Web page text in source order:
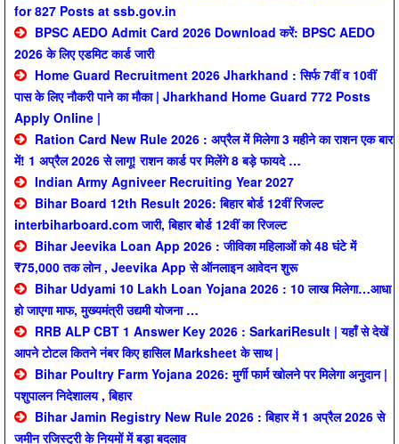
for 827 Posts at ssb.gov.in
BPSC AEDO Admit Card 2026 Download करें: BPSC AEDO
2026 के लिए एडमिट कार्ड जारी
Home Guard Recruitment 2026 Jharkhand : सिर्फ 7वीं व 10वीं
पास के लिए नौकरी पाने का मौका | Jharkhand Home Guard 772 Posts
Apply Online |
Ration Card New Rule 2026 : अप्रैल में मिलेगा 3 महीने का राशन एक बार
में! 1 अप्रैल 2026 से लागू! राशन कार्ड पर मिलेंगे 8 बड़े फायदे …
Indian Army Agniveer Recruiting Year 2027
Bihar Board 12th Result 2026: बिहार बोर्ड 12वीं रिजल्ट
interbiharboard.com जारी, बिहार बोर्ड 12वीं का रिजल्ट
Bihar Jeevika Loan App 2026 : जीविका महिलाओं को 48 घंटे में
₹75,000 तक लोन , Jeevika App से ऑनलाइन आवेदन शुरू
Bihar Udyami 10 Lakh Loan Yojana 2026 : 10 लाख मिलेगा…आधा
हो जाएगा माफ, मुख्यमंत्री उद्यमी योजना …
RRB ALP CBT 1 Answer Key 2026 : SarkariResult | यहाँ से देखें
आपने टोटल कितने नंबर किए हासिल Marksheet के साथ |
Bihar Poultry Farm Yojana 2026: मुर्गी फार्म खोलने पर मिलेगा अनुदान |
पशुपालन निदेशालय , बिहार
Bihar Jamin Registry New Rule 2026 : बिहार में 1 अप्रैल 2026 से
जमीन रजिस्ट्री के नियमों में बड़ा बदलाव